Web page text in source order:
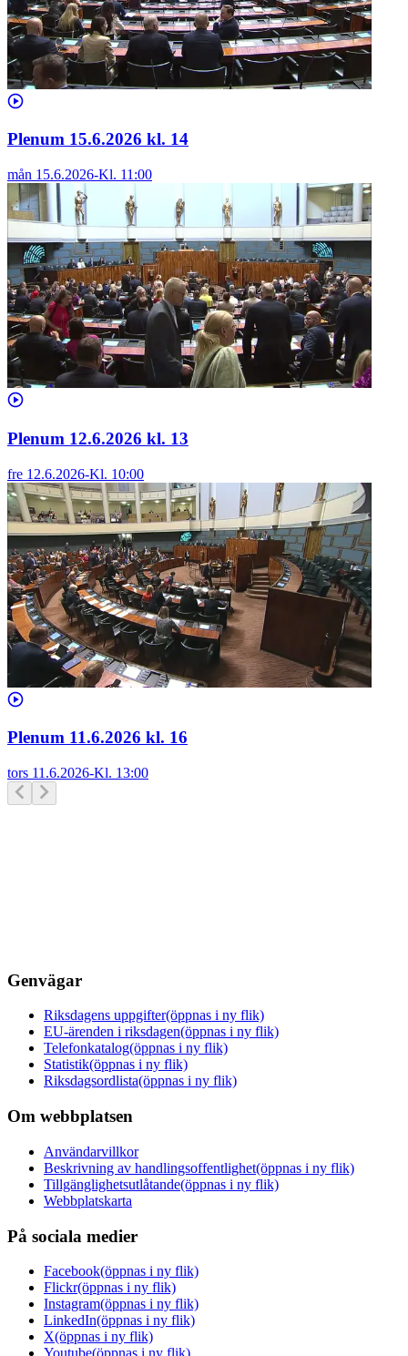
Plenum 15.6.2026 kl. 14
mån 15.6.2026-Kl. 11:00
Plenum 12.6.2026 kl. 13
fre 12.6.2026-Kl. 10:00
Plenum 11.6.2026 kl. 16
tors 11.6.2026-Kl. 13:00
Genvägar
Riksdagens uppgifter(öppnas i ny flik)
EU-ärenden i riksdagen(öppnas i ny flik)
Telefonkatalog(öppnas i ny flik)
Statistik(öppnas i ny flik)
Riksdagsordlista(öppnas i ny flik)
Om webbplatsen
Användarvillkor
Beskrivning av handlingsoffentlighet(öppnas i ny flik)
Tillgänglighetsutlåtande(öppnas i ny flik)
Webbplatskarta
På sociala medier
Facebook(öppnas i ny flik)
Flickr(öppnas i ny flik)
Instagram(öppnas i ny flik)
LinkedIn(öppnas i ny flik)
X(öppnas i ny flik)